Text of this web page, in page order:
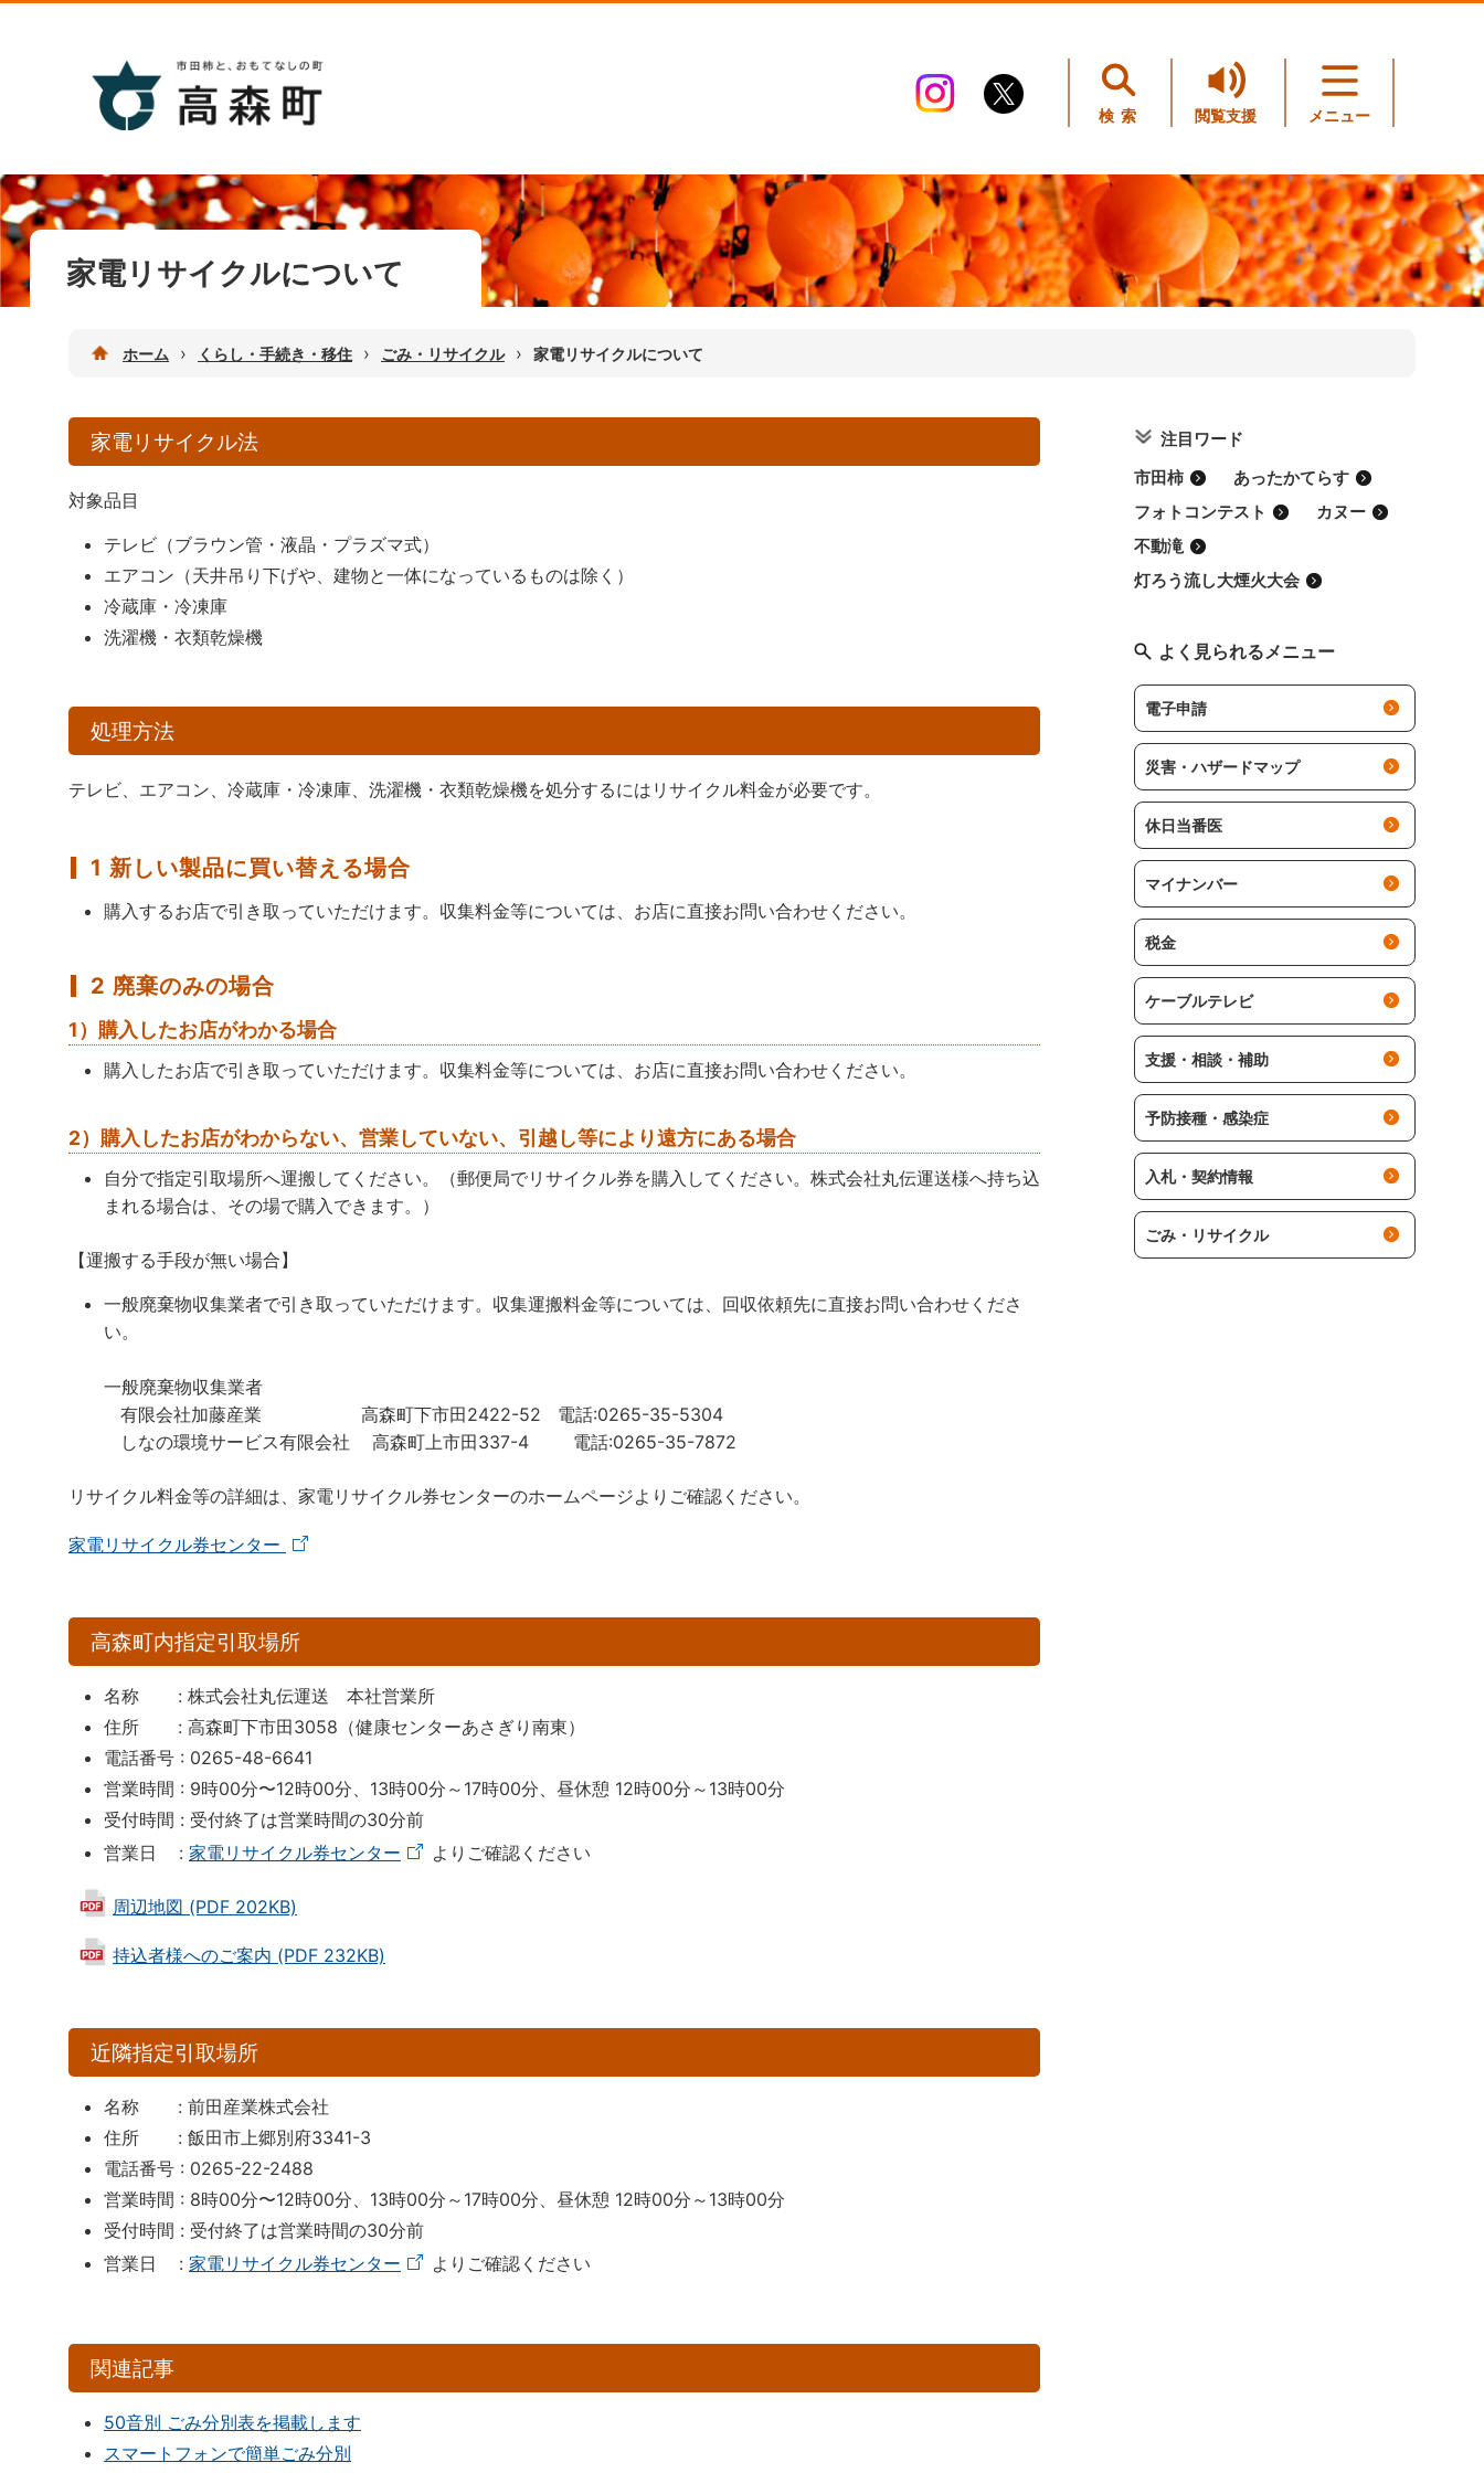
検索 閲覧支援 メニュー
家電リサイクルについて
ホーム › くらし・手続き・移住 › ごみ・リサイクル › 家電リサイクルについて
家電リサイクル法
対象品目
テレビ（ブラウン管・液晶・プラズマ式）
エアコン（天井吊り下げや、建物と一体になっているものは除く）
冷蔵庫・冷凍庫
洗濯機・衣類乾燥機
処理方法
テレビ、エアコン、冷蔵庫・冷凍庫、洗濯機・衣類乾燥機を処分するにはリサイクル料金が必要です。
1 新しい製品に買い替える場合
購入するお店で引き取っていただけます。収集料金等については、お店に直接お問い合わせください。
2 廃棄のみの場合
1）購入したお店がわかる場合
購入したお店で引き取っていただけます。収集料金等については、お店に直接お問い合わせください。
2）購入したお店がわからない、営業していない、引越し等により遠方にある場合
自分で指定引取場所へ運搬してください。（郵便局でリサイクル券を購入してください。株式会社丸伝運送様へ持ち込
まれる場合は、その場で購入できます。）
【運搬する手段が無い場合】
一般廃棄物収集業者で引き取っていただけます。収集運搬料金等については、回収依頼先に直接お問い合わせくださ
い。
一般廃棄物収集業者
有限会社加藤産業 高森町下市田2422-52 電話:0265-35-5304
しなの環境サービス有限会社 高森町上市田337-4 電話:0265-35-7872
リサイクル料金等の詳細は、家電リサイクル券センターのホームページよりご確認ください。
家電リサイクル券センター
高森町内指定引取場所
名称 : 株式会社丸伝運送 本社営業所
住所 : 高森町下市田3058（健康センターあさぎり南東）
電話番号 : 0265-48-6641
営業時間 : 9時00分〜12時00分、13時00分～17時00分、昼休憩 12時00分～13時00分
受付時間 : 受付終了は営業時間の30分前
営業日 : 家電リサイクル券センター よりご確認ください
周辺地図 (PDF 202KB)
持込者様へのご案内 (PDF 232KB)
近隣指定引取場所
名称 : 前田産業株式会社
住所 : 飯田市上郷別府3341-3
電話番号 : 0265-22-2488
営業時間 : 8時00分〜12時00分、13時00分～17時00分、昼休憩 12時00分～13時00分
受付時間 : 受付終了は営業時間の30分前
営業日 : 家電リサイクル券センター よりご確認ください
関連記事
50音別 ごみ分別表を掲載します
スマートフォンで簡単ごみ分別
注目ワード
市田柿
あったかてらす
フォトコンテスト
カヌー
不動滝
灯ろう流し大煙火大会
よく見られるメニュー
電子申請
災害・ハザードマップ
休日当番医
マイナンバー
税金
ケーブルテレビ
支援・相談・補助
予防接種・感染症
入札・契約情報
ごみ・リサイクル